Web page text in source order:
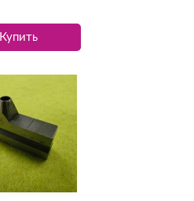
Купить